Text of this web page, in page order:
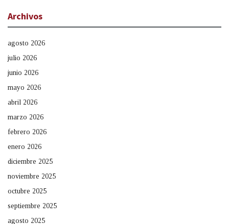
Archivos
agosto 2026
julio 2026
junio 2026
mayo 2026
abril 2026
marzo 2026
febrero 2026
enero 2026
diciembre 2025
noviembre 2025
octubre 2025
septiembre 2025
agosto 2025